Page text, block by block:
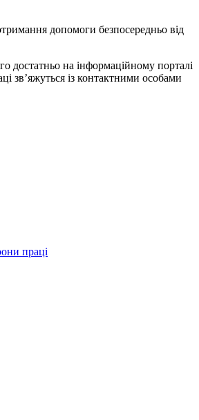
допомоги безпосередньо від
достатньо на інформаційному порталі
зв’яжуться із контактними особами
праці